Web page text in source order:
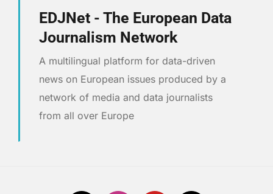
EDJNet - The European Data
Journalism Network
A multilingual platform for data-driven
news on European issues produced by a
network of media and data journalists
from all over Europe